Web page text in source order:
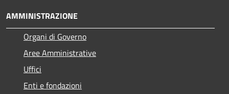
AMMINISTRAZIONE
Organi di Governo
Aree Amministrative
Uffici
Enti e fondazioni